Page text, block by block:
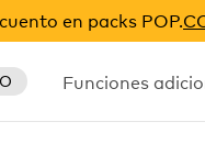
en packs POP.
Funciones